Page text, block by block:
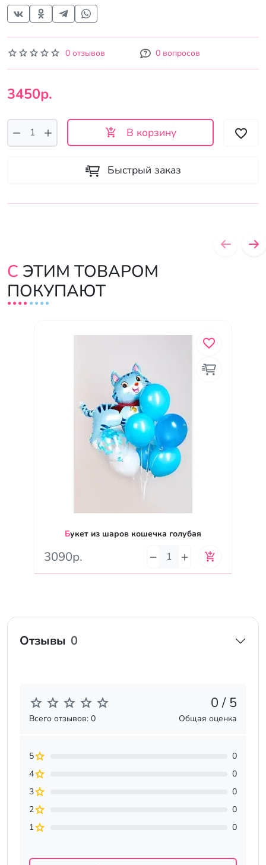
0 отзывов 0 вопросов
3450р.
В корзину
Быстрый заказ
С ЭТИМ ТОВАРОМ
ПОКУПАЮТ
Букет из шаров кошечка голубая
3090р.
Отзывы 0
0 / 5
Всего отзывов: 0 Общая оценка
5
0
4
0
3
0
2
0
1
0